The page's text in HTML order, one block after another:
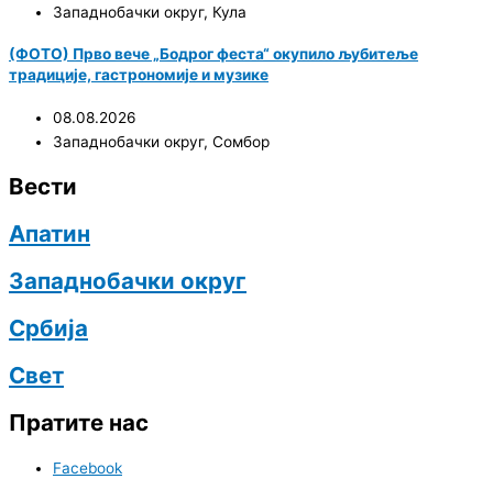
Западнобачки округ, Кула
(ФОТО) Прво вече „Бодрог феста“ окупило љубитеље
традиције, гастрономије и музике
08.08.2026
Западнобачки округ, Сомбор
Вести
Апатин
Западнобачки округ
Србија
Свет
Пратите нас
Facebook